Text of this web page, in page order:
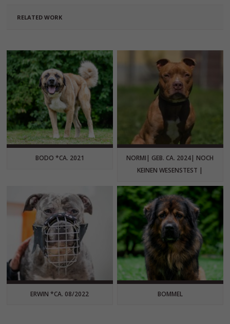
RELATED WORK
BODO *CA. 2021
NORMI| GEB. CA. 2024| NOCH
KEINEN WESENSTEST |
ERWIN *CA. 08/2022 BOMMEL